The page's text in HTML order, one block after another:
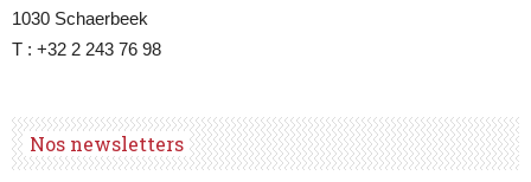
1030 Schaerbeek
T : +32 2 243 76 98
Nos newsletters